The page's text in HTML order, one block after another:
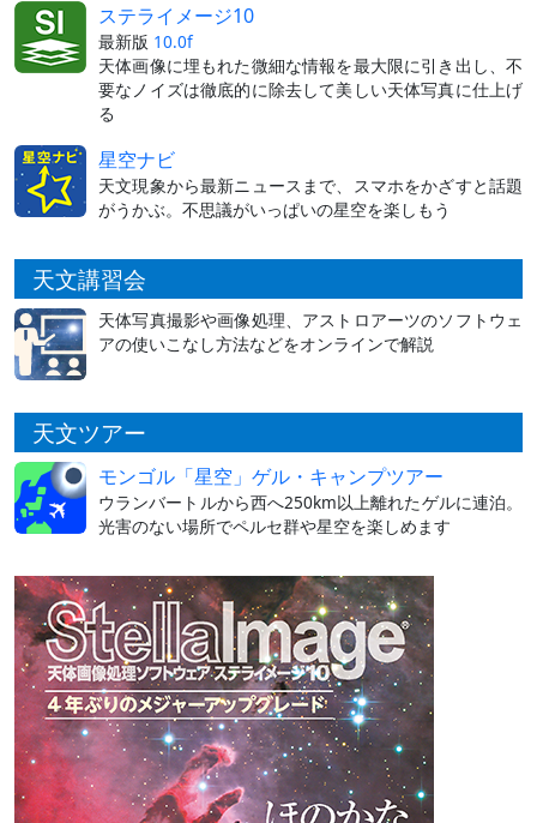
ステライメージ10
最新版 10.0f
天体画像に埋もれた微細な情報を最大限に引き出し、不
要なノイズは徹底的に除去して美しい天体写真に仕上げ
る
星空ナビ
天文現象から最新ニュースまで、スマホをかざすと話題
がうかぶ。不思議がいっぱいの星空を楽しもう
天文講習会
天体写真撮影や画像処理、アストロアーツのソフトウェ
アの使いこなし方法などをオンラインで解説
天文ツアー
モンゴル「星空」ゲル・キャンプツアー
ウランバートルから西へ250km以上離れたゲルに連泊。
光害のない場所でペルセ群や星空を楽しめます